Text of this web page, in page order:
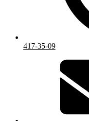
417-35-09